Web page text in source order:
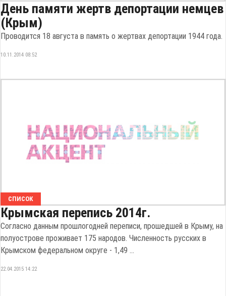
День памяти жертв депортации немцев
(Крым)
Проводится 18 августа в память о жертвах депортации 1944 года.
10.11.2014 08:52
СПИСОК
Крымская перепись 2014г.
Согласно данным прошлогодней переписи, прошедшей в Крыму, на
полуострове проживает 175 народов. Численность русских в
Крымском федеральном округе - 1,49 ...
22.04.2015 14:22